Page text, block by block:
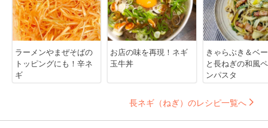
ラーメンやまぜそばの
トッピングにも！辛ネ
ギ
お店の味を再現！ネギ
玉牛丼
きゃらぶき＆ベ
と長ねぎの和風
ンパスタ
長ネギ（ねぎ）のレシピ一覧へ